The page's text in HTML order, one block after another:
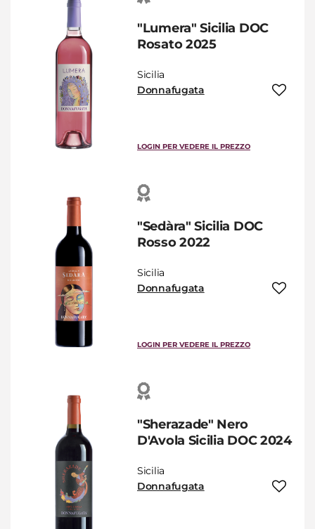
"Lumera" Sicilia DOC
Rosato 2025
Sicilia
Donnafugata
LOGIN PER VEDERE IL PREZZO
"Sedàra" Sicilia DOC
Rosso 2022
Sicilia
Donnafugata
LOGIN PER VEDERE IL PREZZO
"Sherazade" Nero
D'Avola Sicilia DOC 2024
Sicilia
Donnafugata